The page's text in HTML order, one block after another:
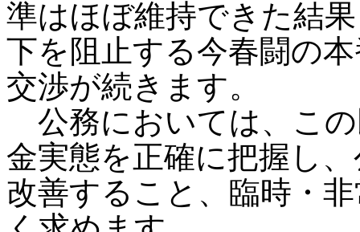
準はほぼ維持できた結
下を阻止する今春闘の
交渉が続きます。
公務においては、こ
金実態を正確に把握し
改善すること、臨時・